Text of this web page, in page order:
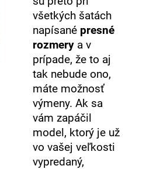
všetkých šatách
napísané presné
rozmery a v
prípade, že to aj
tak nebude ono,
máte možnosť
výmeny. Ak sa
vám zapáčil
model, ktorý je už
vo vašej veľkosti
vypredaný,